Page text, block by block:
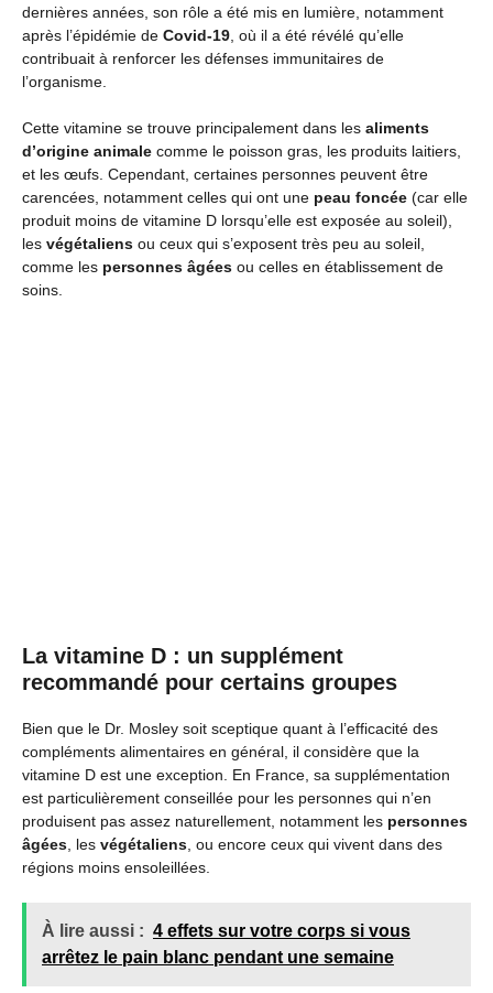
dernières années, son rôle a été mis en lumière, notamment
après l’épidémie de Covid-19, où il a été révélé qu’elle
contribuait à renforcer les défenses immunitaires de
l’organisme.
Cette vitamine se trouve principalement dans les aliments
d’origine animale comme le poisson gras, les produits laitiers,
et les œufs. Cependant, certaines personnes peuvent être
carencées, notamment celles qui ont une peau foncée (car elle
produit moins de vitamine D lorsqu’elle est exposée au soleil),
les végétaliens ou ceux qui s’exposent très peu au soleil,
comme les personnes âgées ou celles en établissement de
soins.
La vitamine D : un supplément
recommandé pour certains groupes
Bien que le Dr. Mosley soit sceptique quant à l’efficacité des
compléments alimentaires en général, il considère que la
vitamine D est une exception. En France, sa supplémentation
est particulièrement conseillée pour les personnes qui n’en
produisent pas assez naturellement, notamment les personnes
âgées, les végétaliens, ou encore ceux qui vivent dans des
régions moins ensoleillées.
À lire aussi : 4 effets sur votre corps si vous
arrêtez le pain blanc pendant une semaine